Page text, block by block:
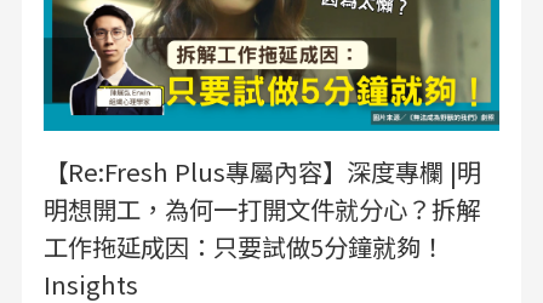
【Re:Fresh Plus專屬內容】深度專欄 |明
明想開工，為何一打開文件就分心？拆解
工作拖延成因：只要試做5分鐘就夠！
Insights